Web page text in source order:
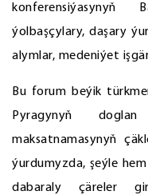
konferensiýasynyň
ýolbaşçylary, daşary
alymlar, medeniýet
Bu forum beýik
Pyragynyň
maksatnamasynyň
ýurdumyzda, şeýle
dabaraly çäreler